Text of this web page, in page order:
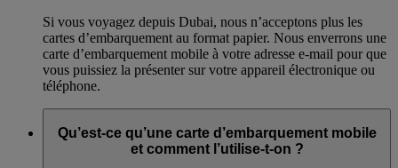
Si vous voyagez depuis Dubai, nous n’acceptons plus les
cartes d’embarquement au format papier. Nous enverrons une
carte d’embarquement mobile à votre adresse e-mail pour que
vous puissiez la présenter sur votre appareil électronique ou
téléphone.
Qu’est-ce qu’une carte d’embarquement mobile
et comment l’utilise-t-on ?